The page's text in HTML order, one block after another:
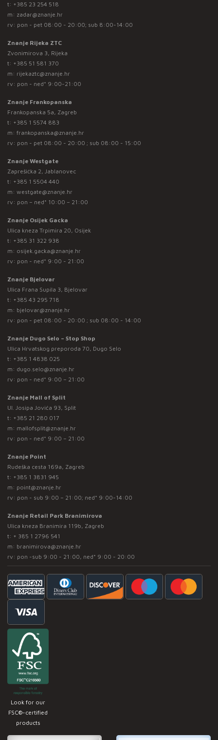
t: +385 23 254 518
m: zadar@znanje.hr
rv: pon - pet 08:00 - 20:00; sub 8:00-14:00
Znanje Rijeka ZTC
Zvonimirova 3, Rijeka
t: +385 51 581 370
m: rijekaztc@znanje.hr
rv: pon - ned* 9:00-21:00
Znanje Frankopanska
Frankopanska 5a, Zagreb
t: +385 1 5574 883
m: frankopanska@znanje.hr
rv: pon - pet 08:00 - 20:00 ; sub 08:00 - 15:00
Znanje Westgate
Zaprešićka 2, Jablanovec
t: +385 1 5504 440
m: westgate@znanje.hr
rv: pon – ned* 10:00 – 21:00
Znanje Osijek Gacka
Ulica kneza Trpimira 20, Osijek
t: +385 31 322 938
m: osijek.gacka@znanje.hr
rv: pon - ned* 9:00 - 21:00
Znanje Bjelovar
Ulica Frana Supila 3, Bjelovar
t: +385 43 295 718
m: bjelovar@znanje.hr
rv: pon - pet 08:00 - 20:00 ; sub 08:00 - 14:00
Znanje Dugo Selo – Stop Shop
Ulica Hrvatskog preporoda 70, Dugo Selo
t: +385 1 4838 025
m: dugo.selo@znanje.hr
rv: pon - ned* 9:00 – 21:00
Znanje Mall of Split
Ul. Josipa Jovića 93, Split
t: +385 21 280 017
m: mallofsplit@znanje.hr
rv: pon - ned* 9:00 – 21:00
Znanje Point
Rudeška cesta 169a, Zagreb
t: +385 1 3831 945
m: point@znanje.hr
rv: pon - sub 9:00 – 21:00; ned* 9:00-14:00
Znanje Retail Park Branimirova
Ulica kneza Branimira 119b, Zagreb
t: + 385 1 2796 541
m: branimirova@znanje.hr
rv: pon -sub 9:00 - 21:00, ned* 9:00 - 20:00
Look for our
FSC®-certified
products